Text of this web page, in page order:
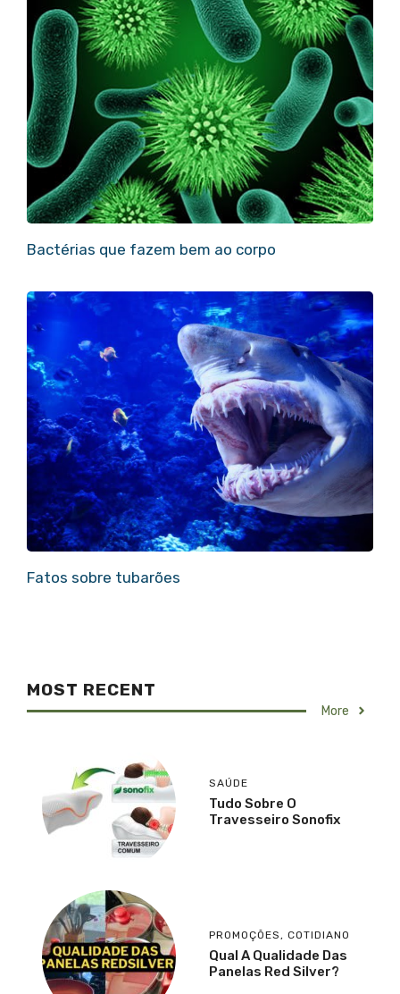
Bactérias que fazem bem ao corpo
Fatos sobre tubarões
MOST RECENT
More
SAÚDE
Tudo Sobre O
Travesseiro Sonofix
PROMOÇÕES, COTIDIANO
Qual A Qualidade Das
Panelas Red Silver?